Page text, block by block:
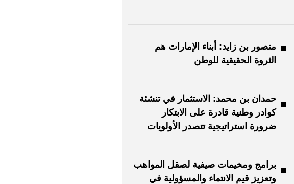
منصور بن زايد: أبناء الإمارات هم
الثروة الحقيقية للوطن
حمدان بن محمد: الاستثمار في تنشئة
كوادر وطنية قادرة على الابتكار
ضرورة استراتيجية تتصدر الأولويات
برامج ومخيمات صيفية لصقل المواهب
وتعزيز قيم الانتماء والمسؤولية في